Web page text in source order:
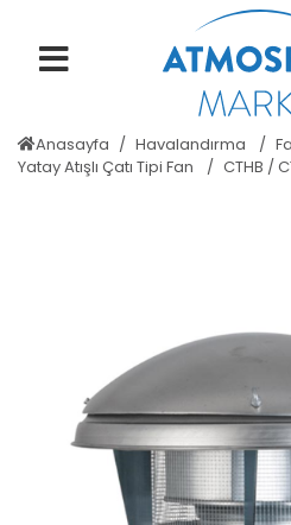
Anasayfa Havalandırma
Yatay Atışlı Çatı Tipi Fan
CTHB /